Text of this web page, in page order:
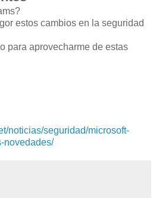
estos cambios en la seguridad
para aprovecharme de estas
noticias/seguridad/microsoft-
novedades/